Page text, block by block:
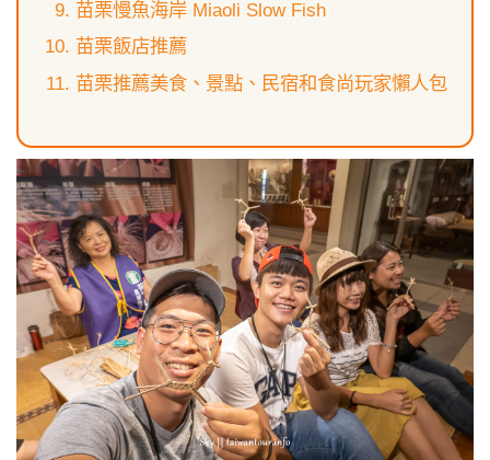
苗栗慢魚海岸 Miaoli Slow Fish
苗栗飯店推薦
苗栗推薦美食、景點、民宿和食尚玩家懶人包